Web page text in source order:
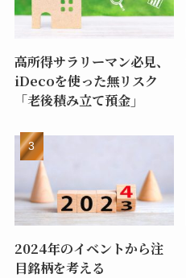
高所得サラリーマン必見、
iDecoを使った無リスク
「老後積み立て預金」
2024年のイベントから注
目銘柄を考える